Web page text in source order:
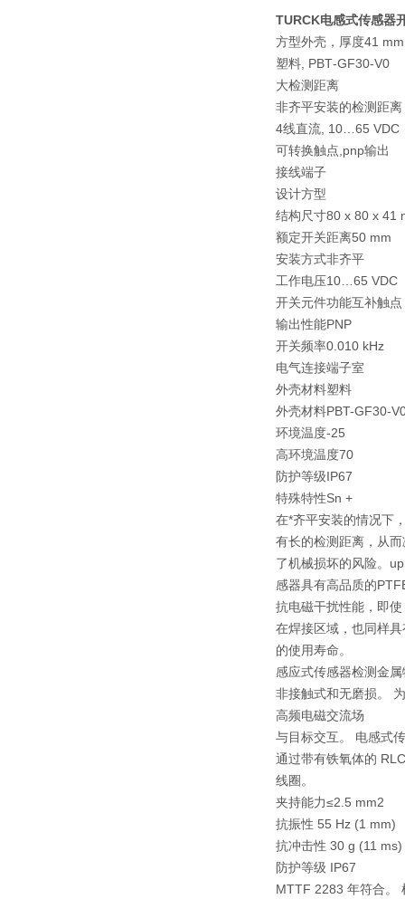
TURCK电感式传感器
方型外壳，厚度41 mm
塑料, PBT‐GF30‐V0
大检测距离
非齐平安装的检测距离
4线直流, 10…65 VDC
可转换触点,pnp输出
接线端子
设计方型
结构尺寸80 x 80 x 41
额定开关距离50 mm
安装方式非齐平
工作电压10…65 VDC
开关元件功能互补触点
输出性能PNP
开关频率0.010 kHz
电气连接端子室
外壳材料塑料
外壳材料PBT-GF30-
环境温度-25
高环境温度70
防护等级IP67
特殊特性Sn +
在*齐平安装的情况下
有长的检测距离，从而
了机械损坏的风险。
感器具有高品质的
抗电磁干扰性能，即使
在焊接区域，也同样具
的使用寿命。
感应式传感器检测金
非接触式和无磨损。
高频电磁交流场
与目标交互。 电感式
通过带有铁氧体的
线圈。
夹持能力≤2.5 mm2
抗振性 55 Hz (1 mm)
抗冲击性 30 g (11 ms)
防护等级 IP67
MTTF 2283 年符合。